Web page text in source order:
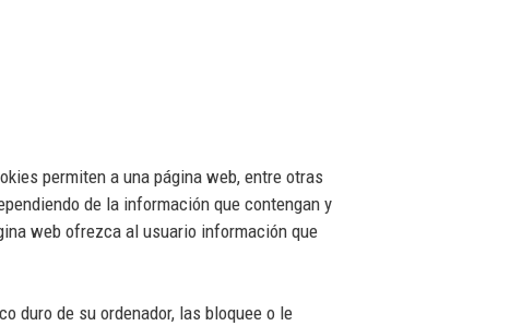
permiten a una página web, entre otras
de la información que contengan y
web ofrezca al usuario información que
duro de su ordenador, las bloquee o le